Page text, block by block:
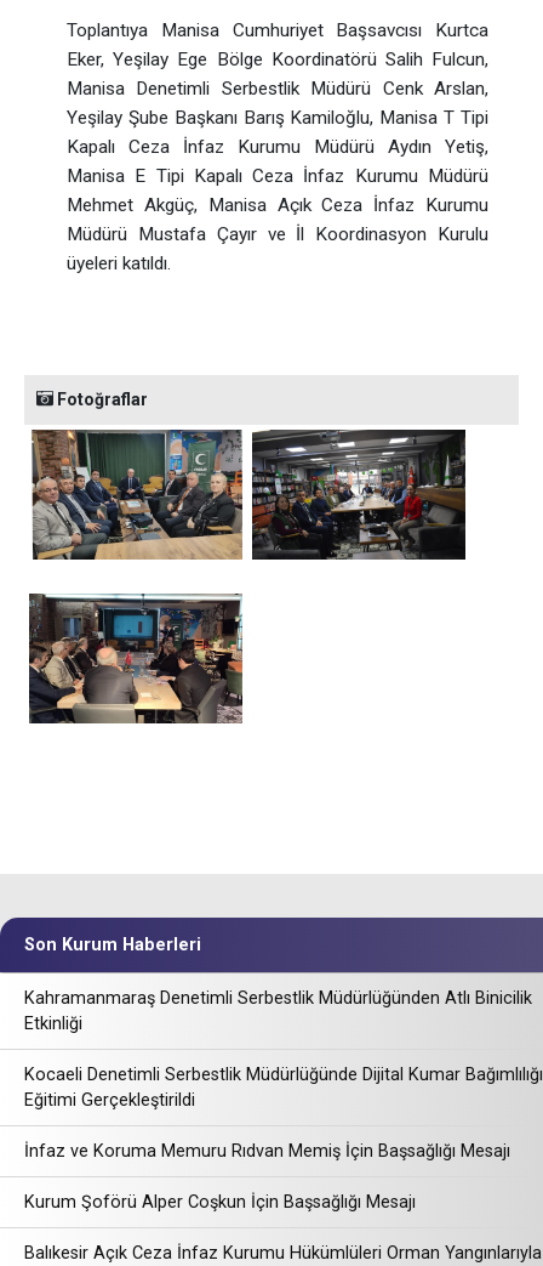
Toplantıya Manisa Cumhuriyet Başsavcısı Kurtca
Eker, Yeşilay Ege Bölge Koordinatörü Salih Fulcun,
Manisa Denetimli Serbestlik Müdürü Cenk Arslan,
Yeşilay Şube Başkanı Barış Kamiloğlu, Manisa T Tipi
Kapalı Ceza İnfaz Kurumu Müdürü Aydın Yetiş,
Manisa E Tipi Kapalı Ceza İnfaz Kurumu Müdürü
Mehmet Akgüç, Manisa Açık Ceza İnfaz Kurumu
Müdürü Mustafa Çayır ve İl Koordinasyon Kurulu
üyeleri katıldı.
Fotoğraflar
Son Kurum Haberleri
Kahramanmaraş Denetimli Serbestlik Müdürlüğünden Atlı Binicilik
Etkinliği
Kocaeli Denetimli Serbestlik Müdürlüğünde Dijital Kumar Bağımlılığı
Eğitimi Gerçekleştirildi
İnfaz ve Koruma Memuru Rıdvan Memiş İçin Başsağlığı Mesajı
Kurum Şoförü Alper Coşkun İçin Başsağlığı Mesajı
Balıkesir Açık Ceza İnfaz Kurumu Hükümlüleri Orman Yangınlarıyla